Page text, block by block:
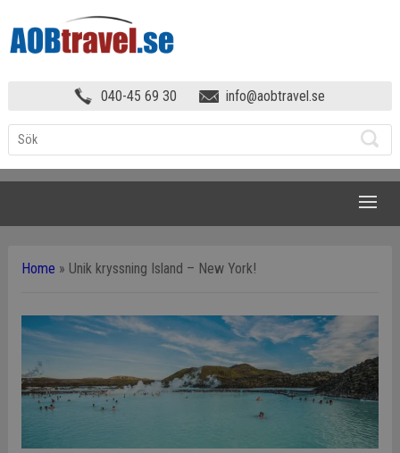
040-45 69 30 info@aobtravel.se
Home » Unik kryssning Island – New York!